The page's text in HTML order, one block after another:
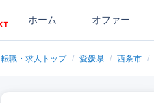
ホーム オファー
転職・求人トップ / 愛媛県 / 西条市 /